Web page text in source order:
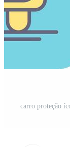
carro proteção